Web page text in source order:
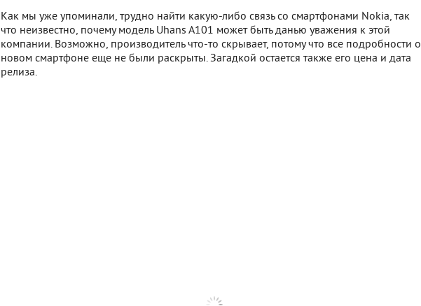
Как мы уже упоминали, трудно найти какую-либо связь со смартфонами Nokia, так
что неизвестно, почему модель Uhans A101 может быть данью уважения к этой
компании. Возможно, производитель что-то скрывает, потому что все подробности о
новом смартфоне еще не были раскрыты. Загадкой остается также его цена и дата
релиза.